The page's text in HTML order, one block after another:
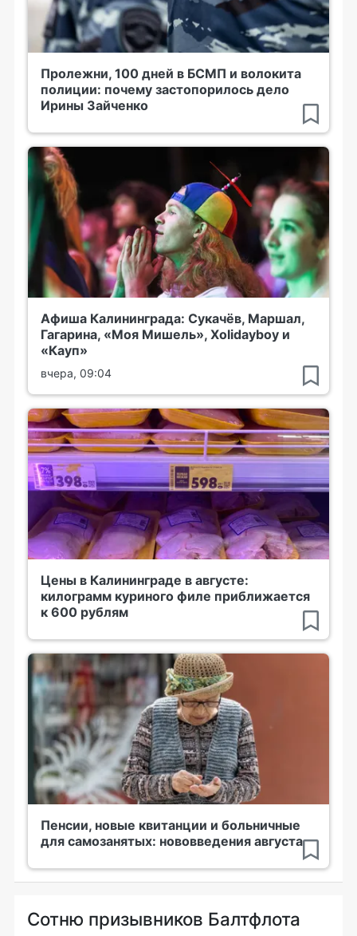
Пролежни, 100 дней в БСМП и волокита
полиции: почему застопорилось дело
Ирины Зайченко
Афиша Калининграда: Сукачёв, Маршал,
Гагарина, «Моя Мишель», Xolidayboy и
«Кауп»
вчера, 09:04
Цены в Калининграде в августе:
килограмм куриного филе приближается
к 600 рублям
Пенсии, новые квитанции и больничные
для самозанятых: нововведения августа
Сотню призывников Балтфлота